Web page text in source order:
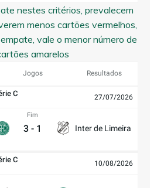
nestes critérios, prevalecem
menos cartões vermelhos,
vale o menor número de
amarelos
Jogos Resultados
C 27/07/2026
Fim
3 - 1 Inter de Limeira
C 10/08/2026